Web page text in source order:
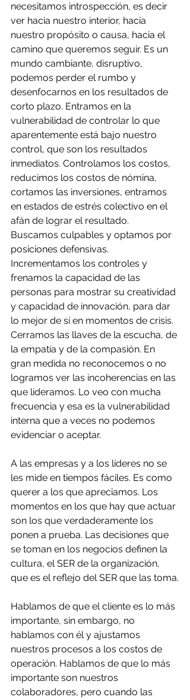
necesitamos introspección, es decir
ver hacia nuestro interior, hacia
nuestro propósito o causa, hacia el
camino que queremos seguir. Es un
mundo cambiante, disruptivo,
podemos perder el rumbo y
desenfocarnos en los resultados de
corto plazo. Entramos en la
vulnerabilidad de controlar lo que
aparentemente está bajo nuestro
control, que son los resultados
inmediatos. Controlamos los costos,
reducimos los costos de nómina,
cortamos las inversiones, entramos
en estados de estrés colectivo en el
afán de lograr el resultado.
Buscamos culpables y optamos por
posiciones defensivas.
Incrementamos los controles y
frenamos la capacidad de las
personas para mostrar su creatividad
y capacidad de innovación, para dar
lo mejor de sí en momentos de crisis.
Cerramos las llaves de la escucha, de
la empatía y de la compasión. En
gran medida no reconocemos o no
logramos ver las incoherencias en las
que lideramos. Lo veo con mucha
frecuencia y esa es la vulnerabilidad
interna que a veces no podemos
evidenciar o aceptar.
A las empresas y a los líderes no se
les mide en tiempos fáciles. Es como
querer a los que apreciamos. Los
momentos en los que hay que actuar
son los que verdaderamente los
ponen a prueba. Las decisiones que
se toman en los negocios definen la
cultura, el SER de la organización,
que es el reflejo del SER que las toma.
Hablamos de que el cliente es lo más
importante, sin embargo, no
hablamos con él y ajustamos
nuestros procesos a los costos de
operación. Hablamos de que lo más
importante son nuestros
colaboradores, pero cuando las